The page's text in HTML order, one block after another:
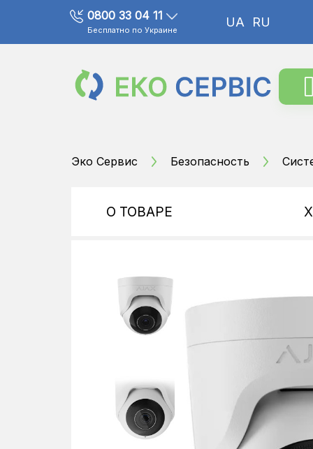
0800 33 04 11
Бесплатно по Украине
UA RU
Эко Сервис Безопасность
О ТОВАРЕ